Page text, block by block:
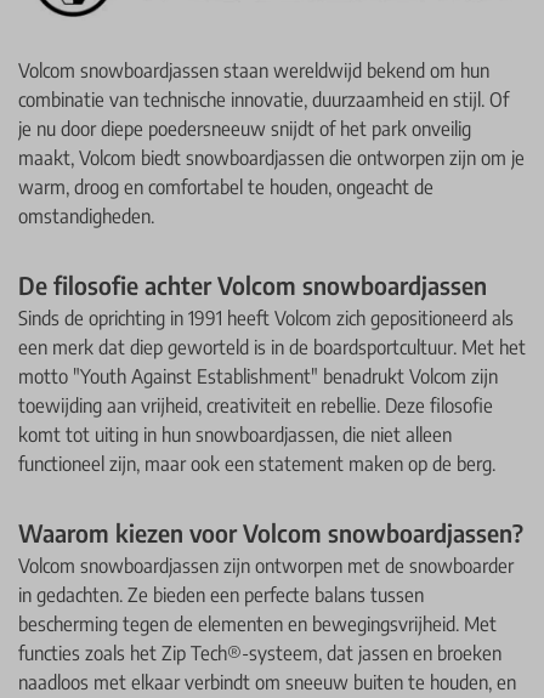
Volcom snowboardjassen staan wereldwijd bekend om hun
combinatie van technische innovatie, duurzaamheid en stijl. Of
je nu door diepe poedersneeuw snijdt of het park onveilig
maakt, Volcom biedt snowboardjassen die ontworpen zijn om je
warm, droog en comfortabel te houden, ongeacht de
omstandigheden.​
De filosofie achter Volcom snowboardjassen
Sinds de oprichting in 1991 heeft Volcom zich gepositioneerd als
een merk dat diep geworteld is in de boardsportcultuur. Met het
motto "Youth Against Establishment" benadrukt Volcom zijn
toewijding aan vrijheid, creativiteit en rebellie. Deze filosofie
komt tot uiting in hun snowboardjassen, die niet alleen
functioneel zijn, maar ook een statement maken op de berg.​
Waarom kiezen voor Volcom snowboardjassen?
Volcom snowboardjassen zijn ontworpen met de snowboarder
in gedachten. Ze bieden een perfecte balans tussen
bescherming tegen de elementen en bewegingsvrijheid. Met
functies zoals het Zip Tech®-systeem, dat jassen en broeken
naadloos met elkaar verbindt om sneeuw buiten te houden, en